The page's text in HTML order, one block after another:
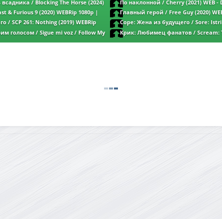
| Трейлер №2
2160p | 4K | D | ТО Дубляжная
/ Blocking The Horse (2024)
| 4K | SDR
По наклонной / Cherry (2021) WEB -
Dolby Vision | Трейлер
& Furious 9 (2020) WEBRip 1080p |
Главный герой / Free Guy (2020)
Трейлер
/ SCP 261: Nothing (2019) WEBRip
Соре: Жена из будущего / Sore:
Depan / Sore: A Wife from the Future
HEVC 2160p | 4K | SDR | L
голосом / Sigue mi voz / Follow My
DL-HEVC 2160p | 4K | SDR | L |
Крик: Любимец фанатов / Scream:
Favorite (2024) WEBRip 2160p | L1